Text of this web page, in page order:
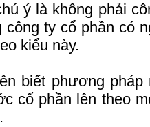
ý là không phải
công ty cổ phần có
kiểu này.
biết phương
cổ phần lên theo